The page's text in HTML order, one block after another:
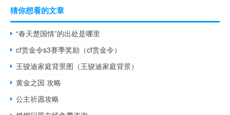
猜你想看的文章
“春天楚国情”的出处是哪里
cf赏金令s3赛季奖励（cf赏金令）
王骏迪家庭背景图（王骏迪家庭背景）
黄金之国 攻略
公主祈愿攻略